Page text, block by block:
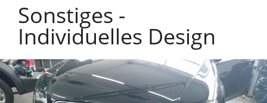
Sonstiges -
Individuelles Design